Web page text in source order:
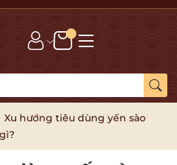
Xu hướng tiêu dùng yến sào